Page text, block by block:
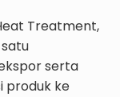
Treatment,
serta
produk ke